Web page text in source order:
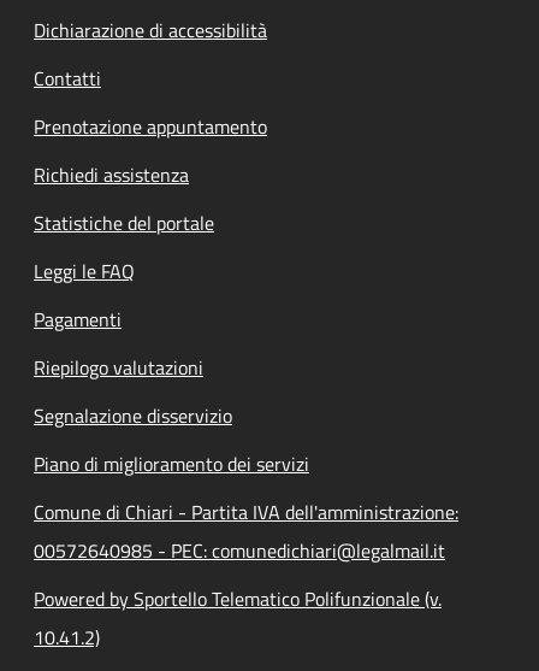
Dichiarazione di accessibilità
Contatti
Prenotazione appuntamento
Richiedi assistenza
Statistiche del portale
Leggi le FAQ
Pagamenti
Riepilogo valutazioni
Segnalazione disservizio
Piano di miglioramento dei servizi
Comune di Chiari - Partita IVA dell'amministrazione:
00572640985 - PEC: comunedichiari@legalmail.it
Powered by Sportello Telematico Polifunzionale (v.
10.41.2)